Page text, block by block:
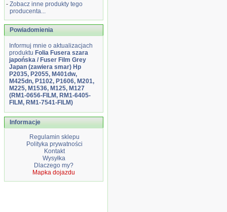
- Zobacz inne produkty tego
producenta...
Powiadomienia
Informuj mnie o aktualizacjach
produktu Folia Fusera szara
japońska / Fuser Film Grey
Japan (zawiera smar) Hp
P2035, P2055, M401dw,
M425dn, P1102, P1606, M201,
M225, M1536, M125, M127
(RM1-0656-FILM, RM1-6405-
FILM, RM1-7541-FILM)
Informacje
Regulamin sklepu
Polityka prywatności
Kontakt
Wysyłka
Dlaczego my?
Mapka dojazdu